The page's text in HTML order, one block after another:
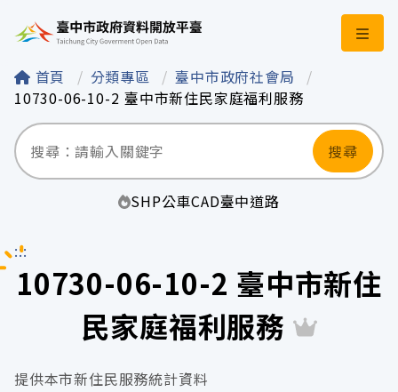
臺中市政府資料開
首頁 分類專區
臺中市政府社會局
10730-06-10-2 臺中市新住民家庭福利服務
搜尋
SHP公車CAD臺中道路
:::
10730-06-10-2 臺中市新住
民家庭福利服務
提供本市新住民服務統計資料